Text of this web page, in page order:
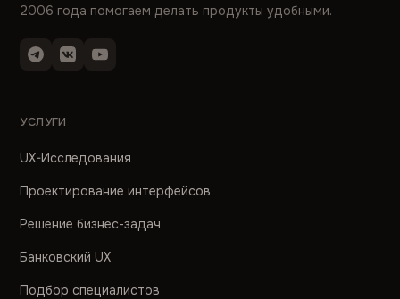
2006 года помогаем делать продукты удобными.
УСЛУГИ
UX-Исследования
Проектирование интерфейсов
Решение бизнес-задач
Банковский UX
Подбор специалистов